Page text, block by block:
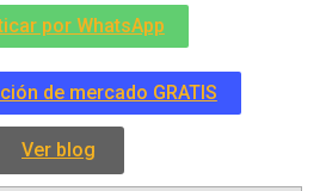
por WhatsApp
de mercado GRATIS
Ver blog